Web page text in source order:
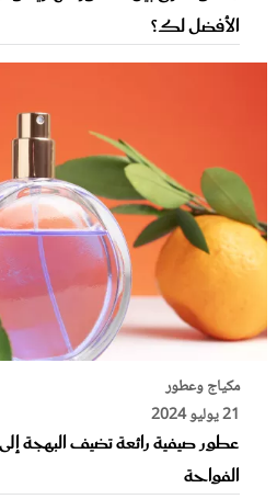
الأفضل لك؟
مكياج وعطور
21 يوليو 2024
عطور صيفية رائعة تضيف البهجة
الفواحة